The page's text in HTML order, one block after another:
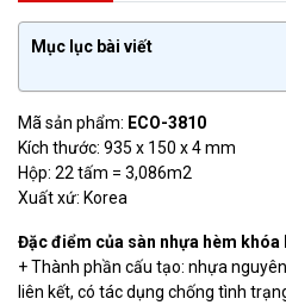
Mục lục bài viết
Mã sản phẩm: ECO-3810
Kích thước: 935 x 150 x 4 mm
Hộp: 22 tấm = 3,086m2
Xuất xứ: Korea
Đặc điểm của sàn nhựa hèm khóa
+ Thành phần cấu tạo: nhựa
liên kết, có tác dụng chống tình